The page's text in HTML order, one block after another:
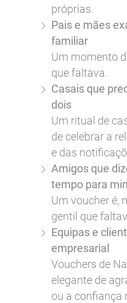
próprias.
Pais e mães
familiar
Um momento
que faltava.
Casais que
dois
Um ritual de
de celebrar a
e das
Amigos que
tempo para
Um voucher é,
gentil que
Equipas e
empresarial
Vouchers de
elegante de
ou a confiança